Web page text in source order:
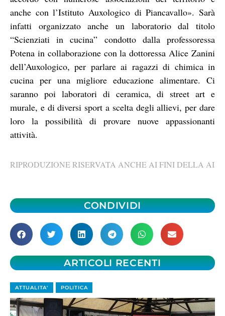
anche con l’Istituto Auxologico di Piancavallo». Sarà
infatti organizzato anche un laboratorio dal titolo
“Scienziati in cucina” condotto dalla professoressa
Potena in collaborazione con la dottoressa Alice Zanini
dell’Auxologico, per parlare ai ragazzi di chimica in
cucina per una migliore educazione alimentare. Ci
saranno poi laboratori di ceramica, di street art e
murale, e di diversi sport a scelta degli allievi, per dare
loro la possibilità di provare nuove appassionanti
attività.
RIPRODUZIONE RISERVATA ANCHE AI FINI DELLA AI
CONDIVIDI
ARTICOLI RECENTI
ATTUALITA' POLITICA